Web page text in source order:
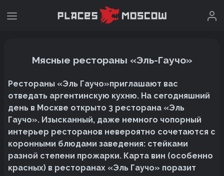
Мясные рестораны «Эль-Гаучо»
Рестораны «Эль Гаучо»приглашают вас
отведать аргентинскую кухню. На сегодняшний
день в Москве открыто 3 ресторана «Эль
Гаучо». Изысканный, даже немного чопорный
интерьер ресторанов невероятно сочетаются с
коронными блюдами заведения: стейками
разной степени прожарки. Карта вин (особенно
красных) в ресторанах «Эль Гаучо» поразит